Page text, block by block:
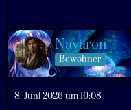
Navaron
Bewohner
8. Juni 2026 um 10:08